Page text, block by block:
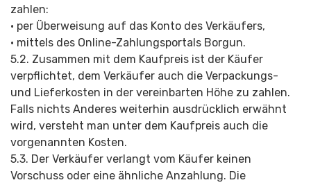
zahlen:
• per Überweisung auf das Konto des Verkäufers,
• mittels des Online-Zahlungsportals Borgun.
5.2. Zusammen mit dem Kaufpreis ist der Käufer
verpflichtet, dem Verkäufer auch die Verpackungs-
und Lieferkosten in der vereinbarten Höhe zu zahlen.
Falls nichts Anderes weiterhin ausdrücklich erwähnt
wird, versteht man unter dem Kaufpreis auch die
vorgenannten Kosten.
5.3. Der Verkäufer verlangt vom Käufer keinen
Vorschuss oder eine ähnliche Anzahlung. Die